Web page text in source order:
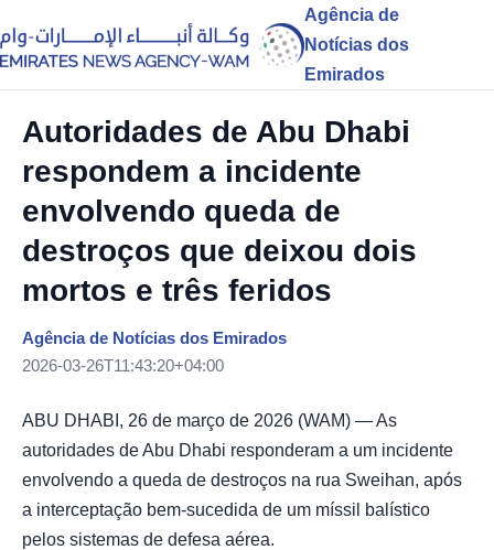
Agência de
Notícias dos
Emirados
Autoridades de Abu Dhabi
respondem a incidente
envolvendo queda de
destroços que deixou dois
mortos e três feridos
Agência de Notícias dos Emirados
2026-03-26T11:43:20+04:00
ABU DHABI, 26 de março de 2026 (WAM) — As
autoridades de Abu Dhabi responderam a um incidente
envolvendo a queda de destroços na rua Sweihan, após
a interceptação bem-sucedida de um míssil balístico
pelos sistemas de defesa aérea.